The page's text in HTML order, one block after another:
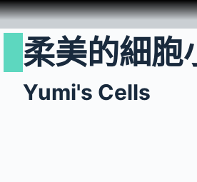
柔美的細胞
Yumi's Cells